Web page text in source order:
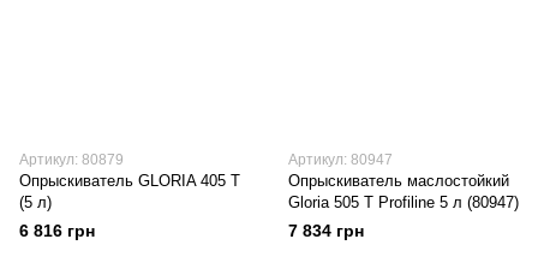
Артикул: 80879
Опрыскиватель GLORIA 405 Т
(5 л)
6 816 грн
Артикул: 80947
Опрыскиватель маслостойкий
Gloria 505 Т Profiline 5 л (80947)
7 834 грн